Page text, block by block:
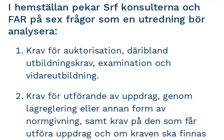
I hemställan pekar Srf konsulterna och
FAR på sex frågor som en utredning bör
analysera:
Krav för auktorisation, däribland
utbildningskrav, examination och
vidareutbildning.
Krav för utförande av uppdrag, genom
lagreglering eller annan form av
normgivning, samt krav på den som får
utföra uppdrag och om kraven ska finnas